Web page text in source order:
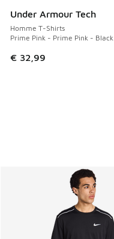
Under Armour Tech
Homme T-Shirts
Prime Pink - Prime Pink - Black
€ 32,99